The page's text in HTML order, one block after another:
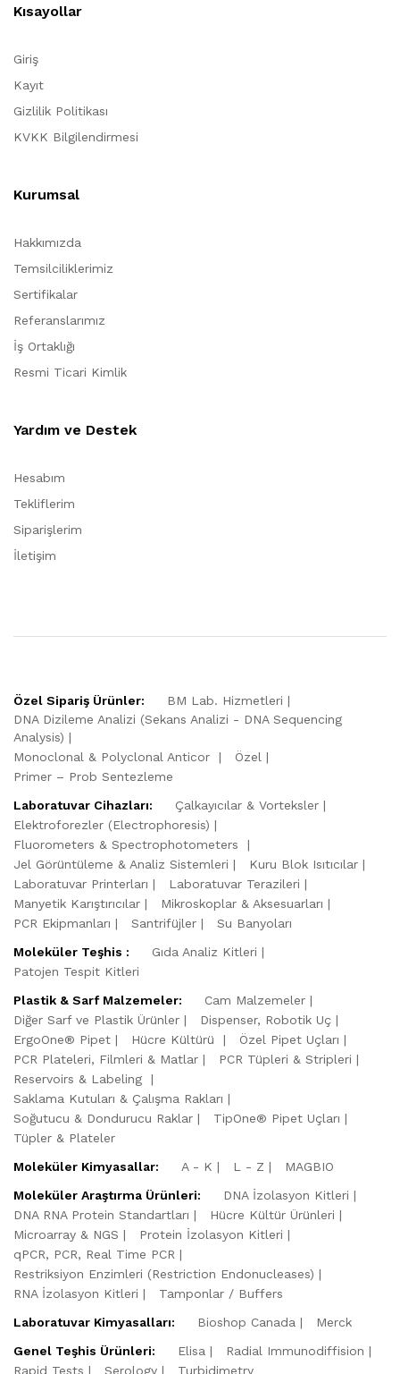
Kısayollar
Giriş
Kayıt
Gizlilik Politikası
KVKK Bilgilendirmesi
Kurumsal
Hakkımızda
Temsilciliklerimiz
Sertifikalar
Referanslarımız
İş Ortaklığı
Resmi Ticari Kimlik
Yardım ve Destek
Hesabım
Tekliflerim
Siparişlerim
İletişim
Özel Sipariş Ürünler:
BM Lab. Hizmetleri
DNA Dizileme Analizi (Sekans Analizi - DNA Sequencing
Analysis)
Monoclonal & Polyclonal Anticor
Özel
Primer – Prob Sentezleme
Laboratuvar Cihazları:
Çalkayıcılar & Vorteksler
Elektroforezler (Electrophoresis)
Fluorometers & Spectrophotometers
Jel Görüntüleme & Analiz Sistemleri
Kuru Blok Isıtıcılar
Laboratuvar Printerları
Laboratuvar Terazileri
Manyetik Karıştırıcılar
Mikroskoplar & Aksesuarları
PCR Ekipmanları
Santrifüjler
Su Banyoları
Moleküler Teşhis :
Gıda Analiz Kitleri
Patojen Tespit Kitleri
Plastik & Sarf Malzemeler:
Cam Malzemeler
Diğer Sarf ve Plastik Ürünler
Dispenser, Robotik Uç
ErgoOne® Pipet
Hücre Kültürü
Özel Pipet Uçları
PCR Plateleri, Filmleri & Matlar
PCR Tüpleri & Stripleri
Reservoirs & Labeling
Saklama Kutuları & Çalışma Rakları
Soğutucu & Dondurucu Raklar
TipOne® Pipet Uçları
Tüpler & Plateler
Moleküler Kimyasallar:
A - K L - Z
MAGBIO
Moleküler Araştırma Ürünleri:
DNA İzolasyon Kitleri
DNA RNA Protein Standartları
Hücre Kültür Ürünleri
Microarray & NGS
Protein İzolasyon Kitleri
qPCR, PCR, Real Time PCR
Restriksiyon Enzimleri (Restriction Endonucleases)
RNA İzolasyon Kitleri
Tamponlar / Buffers
Laboratuvar Kimyasalları:
Bioshop Canada
Merck
Genel Teşhis Ürünleri:
Elisa
Radial Immunodiffision
Rapid Tests
Serology Turbidimetry